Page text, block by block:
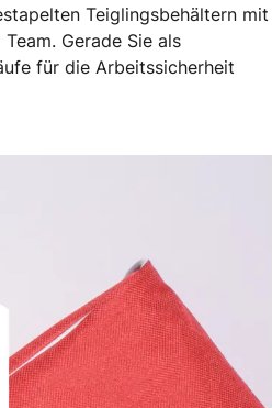
Teiglingsbehältern mit
Gerade Sie als
für die Arbeitssicherheit